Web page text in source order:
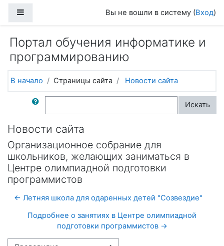
Вы не вошли в систему (Вход)
Портал обучения информатике и
программированию
В начало Страницы сайта Новости сайта
Поиск по форумам Искать
Новости сайта
Организационное собрание для
школьников, желающих заниматься в
Центре олимпиадной подготовки
программистов
← Летняя школа для одаренных детей "Созвездие"
Подробнее о занятиях в Центре олимпиадной
подготовки программистов →